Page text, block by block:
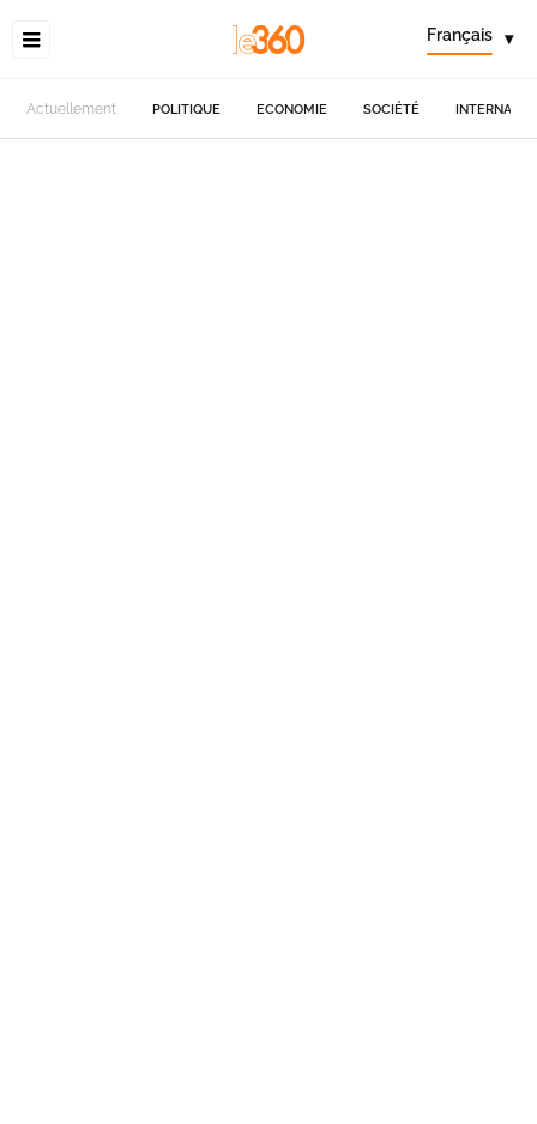
Français ▾
Actuellement POLITIQUE ECONOMIE SOCIÉTÉ